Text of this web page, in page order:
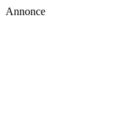
Annonce